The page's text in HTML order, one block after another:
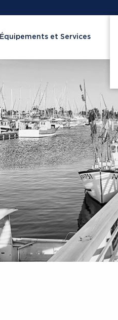
Équipements et Services